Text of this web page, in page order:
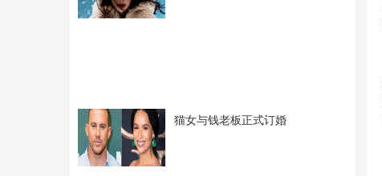
猫女与钱老板正式订婚